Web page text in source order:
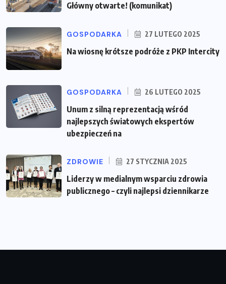
Główny otwarte! (komunikat)
GOSPODARKA 27 LUTEGO 2025
Na wiosnę krótsze podróże z PKP Intercity
GOSPODARKA 26 LUTEGO 2025
Unum z silną reprezentacją wśród
najlepszych światowych ekspertów
ubezpieczeń na
ZDROWIE 27 STYCZNIA 2025
Liderzy w medialnym wsparciu zdrowia
publicznego – czyli najlepsi dziennikarze